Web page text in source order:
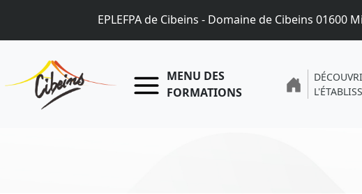
EPLEFPA de Cibeins - Domaine de Cibeins 01600
MENU DES
FORMATIONS